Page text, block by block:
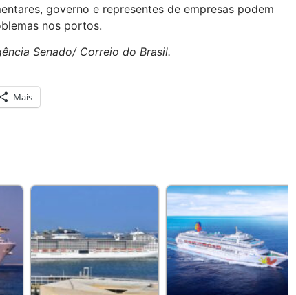
governo e representes de empresas podem
nos portos.
Senado/ Correio do Brasil.
Mais